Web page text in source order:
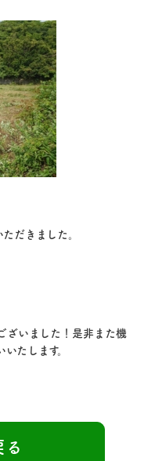
問
144-246
だきました。
ざいました！是非また機
たします。
る